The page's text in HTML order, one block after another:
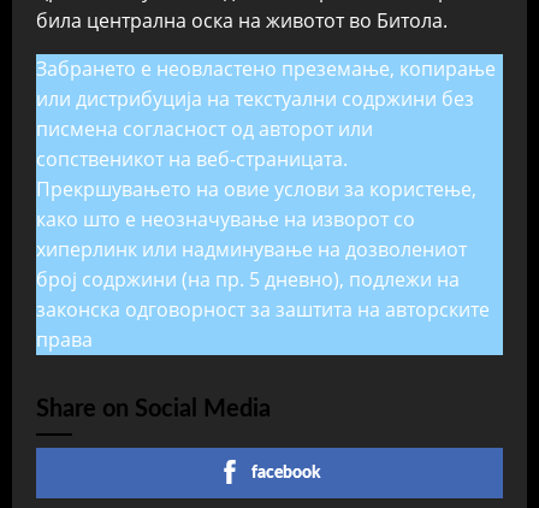
била централна оска на животот во Битола.
Забрането е неовластено преземање, копирање
или дистрибуција на текстуални содржини без
писмена согласност од авторот или
сопственикот на веб-страницата.
Прекршувањето на овие услови за користење,
како што е неозначување на изворот со
хиперлинк или надминување на дозволениот
број содржини (на пр. 5 дневно), подлежи на
законска одговорност за заштита на авторските
права
Share on Social Media
facebook